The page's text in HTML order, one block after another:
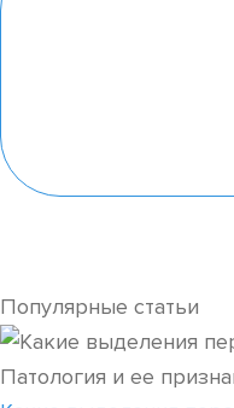
Популярные статьи